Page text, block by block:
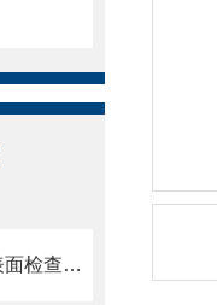
FUNATECH FY-18N暖白光表面检查灯 低反差工件检测应用